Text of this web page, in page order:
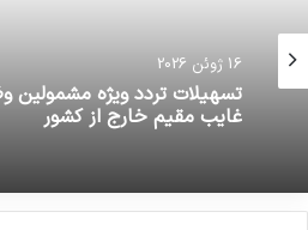
16 ژوئن 2026
تسهیلات تردد ویژه مشمولین
غایب مقیم خارج از کشور